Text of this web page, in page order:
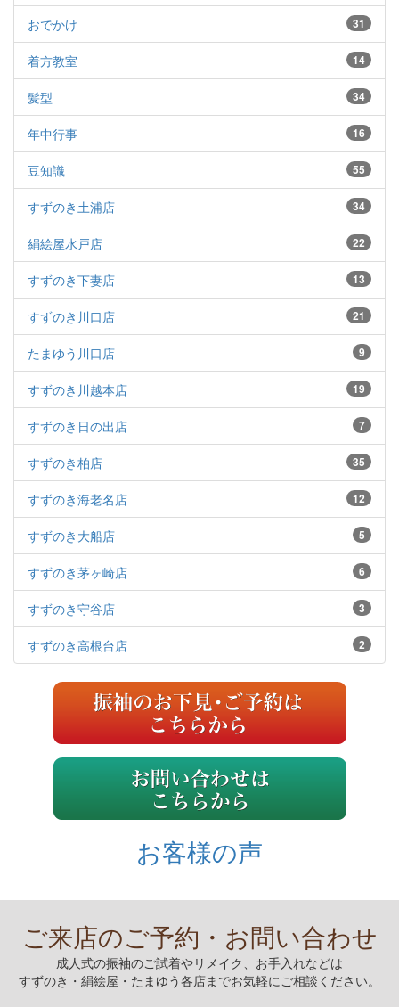
31
おでかけ
14
着方教室
34
髪型
16
年中行事
55
豆知識
34
すずのき土浦店
22
絹絵屋水戸店
13
すずのき下妻店
21
すずのき川口店
9
たまゆう川口店
19
すずのき川越本店
7
すずのき日の出店
35
すずのき柏店
12
すずのき海老名店
5
すずのき大船店
6
すずのき茅ヶ崎店
3
すずのき守谷店
2
すずのき高根台店
お客様の声
ご来店のご予約・お問い合わせ
成人式の振袖のご試着やリメイク、お手入れなどは
すずのき・絹絵屋・たまゆう各店までお気軽にご相談ください。